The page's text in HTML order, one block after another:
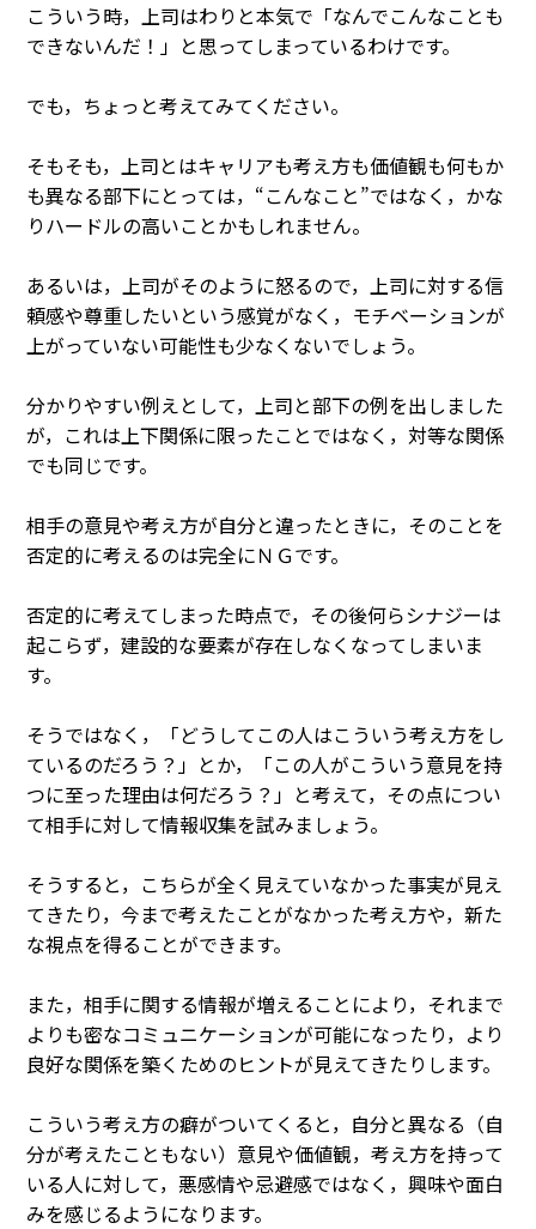
こういう時，上司はわりと本気で「なんでこんなことも
できないんだ！」と思ってしまっているわけです。
でも，ちょっと考えてみてください。
そもそも，上司とはキャリアも考え方も価値観も何もか
も異なる部下にとっては，“こんなこと”ではなく，かな
りハードルの高いことかもしれません。
あるいは，上司がそのように怒るので，上司に対する信
頼感や尊重したいという感覚がなく，モチベーションが
上がっていない可能性も少なくないでしょう。
分かりやすい例えとして，上司と部下の例を出しました
が，これは上下関係に限ったことではなく，対等な関係
でも同じです。
相手の意見や考え方が自分と違ったときに，そのことを
否定的に考えるのは完全にＮＧです。
否定的に考えてしまった時点で，その後何らシナジーは
起こらず，建設的な要素が存在しなくなってしまいま
す。
そうではなく，「どうしてこの人はこういう考え方をし
ているのだろう？」とか，「この人がこういう意見を持
つに至った理由は何だろう？」と考えて，その点につい
て相手に対して情報収集を試みましょう。
そうすると，こちらが全く見えていなかった事実が見え
てきたり，今まで考えたことがなかった考え方や，新た
な視点を得ることができます。
また，相手に関する情報が増えることにより，それまで
よりも密なコミュニケーションが可能になったり，より
良好な関係を築くためのヒントが見えてきたりします。
こういう考え方の癖がついてくると，自分と異なる（自
分が考えたこともない）意見や価値観，考え方を持って
いる人に対して，悪感情や忌避感ではなく，興味や面白
みを感じるようになります。